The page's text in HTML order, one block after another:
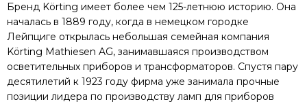
Бренд Körting имеет более чем 125-летнюю историю. Она
началась в 1889 году, когда в немецком городке
Лейпциге открылась небольшая семейная компания
Körting Mathiesen AG, занимавшаяся производством
осветительных приборов и трансформаторов. Спустя пару
десятилетий к 1923 году фирма уже занимала прочные
позиции лидера по производству ламп для приборов